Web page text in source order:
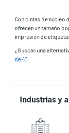
Con cintas de núcleo
ofrecen un tamaño
impresión de
¿Buscas una
de 4"
Industrias y